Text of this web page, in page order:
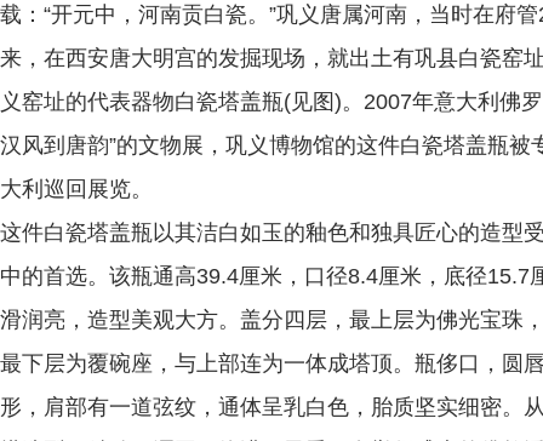
载：“开元中，河南贡白瓷。”巩义唐属河南，当时在府
来，在西安唐大明宫的发掘现场，就出土有巩县白瓷窑
义窑址的代表器物白瓷塔盖瓶(见图)。2007年意大利佛
汉风到唐韵”的文物展，巩义博物馆的这件白瓷塔盖瓶
大利巡回展览。
这件白瓷塔盖瓶以其洁白如玉的釉色和独具匠心的造型
中的首选。该瓶通高39.4厘米，口径8.4厘米，底径15.7
滑润亮，造型美观大方。盖分四层，最上层为佛光宝珠
最下层为覆碗座，与上部连为一体成塔顶。瓶侈口，圆
形，肩部有一道弦纹，通体呈乳白色，胎质坚实细密。